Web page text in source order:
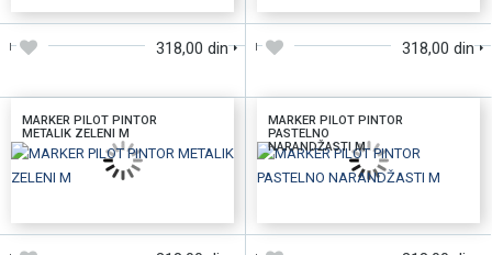
318,00 din 318,00 din
MARKER PILOT PINTOR
METALIK ZELENI M
MARKER PILOT PINTOR
PASTELNO
NARANDŽASTI M